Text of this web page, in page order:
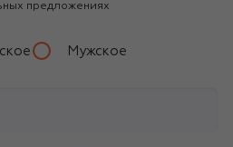
предложениях
Мужское